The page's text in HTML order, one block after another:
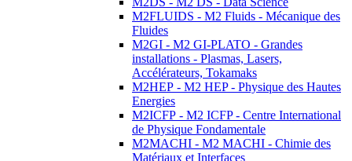
M2FLUIDS - M2 Fluids - Mécanique des
Fluides
M2GI - M2 GI-PLATO - Grandes
installations - Plasmas, Lasers,
Accélérateurs, Tokamaks
M2HEP - M2 HEP - Physique des Hautes
Energies
M2ICFP - M2 ICFP - Centre International
de Physique Fondamentale
M2MACHI - M2 MACHI - Chimie des
Matériaux et Interfaces